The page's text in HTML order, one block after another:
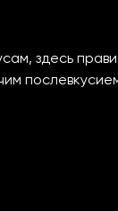
здесь